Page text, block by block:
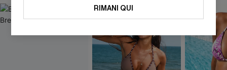
RIMANI QUI